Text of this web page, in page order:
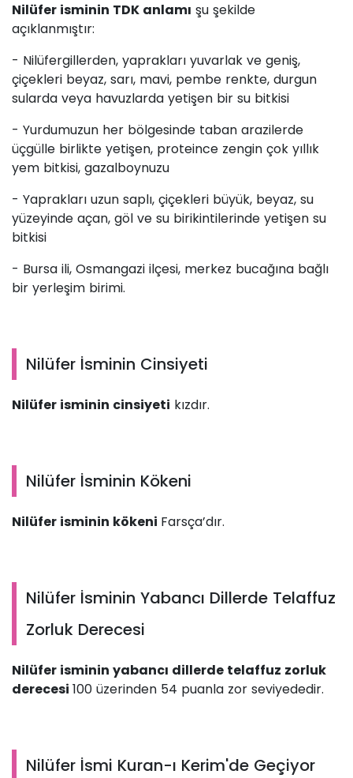
Nilüfer isminin TDK anlamı şu şekilde
açıklanmıştır:
- Nilüfergillerden, yaprakları yuvarlak ve geniş,
çiçekleri beyaz, sarı, mavi, pembe renkte, durgun
sularda veya havuzlarda yetişen bir su bitkisi
- Yurdumuzun her bölgesinde taban arazilerde
üçgülle birlikte yetişen, proteince zengin çok yıllık
yem bitkisi, gazalboynuzu
- Yaprakları uzun saplı, çiçekleri büyük, beyaz, su
yüzeyinde açan, göl ve su birikintilerinde yetişen su
bitkisi
- Bursa ili, Osmangazi ilçesi, merkez bucağına bağlı
bir yerleşim birimi.
Nilüfer İsminin Cinsiyeti
Nilüfer isminin cinsiyeti kızdır.
Nilüfer İsminin Kökeni
Nilüfer isminin kökeni Farsça’dır.
Nilüfer İsminin Yabancı Dillerde Telaffuz
Zorluk Derecesi
Nilüfer isminin yabancı dillerde telaffuz zorluk
derecesi 100 üzerinden 54 puanla zor seviyededir.
Nilüfer İsmi Kuran-ı Kerim'de Geçiyor